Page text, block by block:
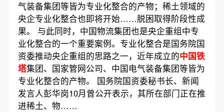
气装备集团等皆为专业化整合的产物；稀土领域的
央企专业化整合也即将开始……脱困取得阶段性成
果。 与此同时，中国物流集团也是央企重组中专
业化整合的一个重要案例。专业化整合是国务院国
资委推动央企重组的思路之一，近年成立的中国铁
塔集团、国家管网公司、中国电气装备集团等皆为
专业化整合的产物。 国务院国资委秘书长、新闻
发言人彭华岗10月曾公开表示，其所在部门正在推
进稀土、物……